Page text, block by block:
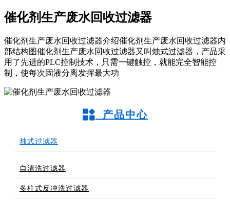
催化剂生产废水回收过滤器
催化剂生产废水回收过滤器介绍催化剂生产废水回收过滤器内
部结构图催化剂生产废水回收过滤器又叫烛式过滤器，产品采
用了先进的PLC控制技术，只需一键触控，就能完全智能控
制，使每次固液分离发挥最大功
产品中心
烛式过滤器
自清洗过滤器
多柱式反冲洗过滤器